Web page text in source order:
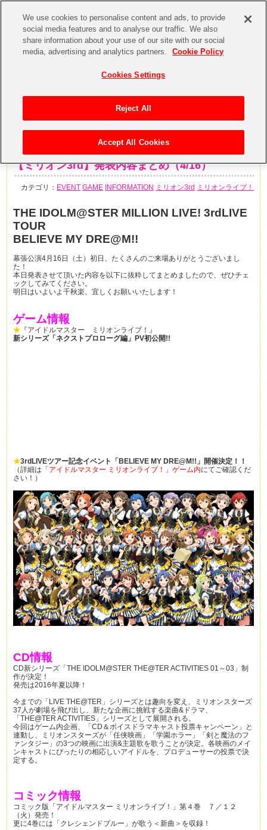
【ミリオン3rd】発表内容まとめ（4/16）
カテゴリ： EVENT GAME INFORMATION ミリオン3rd ミリオンライブ！
THE IDOLM@STER MILLION LIVE! 3rdLIVE
TOUR
BELIEVE MY DRE@M!!
幕張公演4月16日（土）初日、たくさんのご来場ありがとうございまし
た！
本日発表させて頂いた内容を以下に抜粋してまとめましたので、ぜひチェ
ックしてみてください。
明日はいよいよ千秋楽、宜しくお願いいたします！
ゲーム情報
★『アイドルマスター ミリオンライブ！』
新シリーズ「ネクストプロローグ編」PV初公開!!
★3rdLIVEツアー記念イベント「BELIEVE MY DRE@M!!」開催決定！！
（詳細は 「アイドルマスター ミリオンライブ！」ゲーム内にてご確認くだ
さい！）
CD情報
CD新シリーズ「THE IDOLM@STER THE@TER ACTIVITIES 01～03」制
作が決定！
発売は2016年夏以降！
今までの「LIVE THE@TER」シリーズとは趣向を変え、ミリオンスターズ
37人が劇場を飛び出し、新たな企画に挑戦する楽曲&ドラマ、
「THE@TER ACTIVITIES」シリーズとして展開される。
今回はゲーム内企画、「CD＆ボイスドラマキャスト投票キャンペーン」と
連動し、ミリオンスターズが「任侠映画」「学園ホラー」「剣と魔法のフ
ァンタジー」の3つの映画に出演&主題歌を歌うことが決定。各映画のメイ
ンキャストにぴったりの相応しいアイドルを、プロデューサーの投票で決
定する。
コミック情報
コミック版「アイドルマスター ミリオンライブ！」第４巻 ７／１２
（火）発売！
更に4巻には「クレシェンドブルー」が歌う＜新曲＞を収録！
We use cookies to personalise content and ads, to provide
social media features and to analyse our traffic. We also
share information about your use of our site with our social
media, advertising and analytics partners.
Cookie Policy
Cookies Settings
Reject All
Accept All Cookies